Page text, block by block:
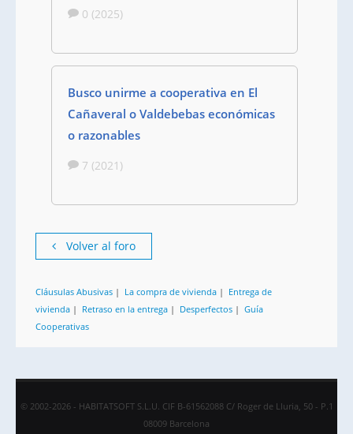
0 (2025)
Busco unirme a cooperativa en El
Cañaveral o Valdebebas económicas
o razonables
7 (2021)
Volver al foro
Cláusulas Abusivas | La compra de vivienda | Entrega de
vivienda | Retraso en la entrega | Desperfectos | Guía
Cooperativas
© 2002-2026 - HABITATSOFT S.L.U. CIF B-61562088 C/ Roger de Lluria, 50 - P.1
08009 Barcelona